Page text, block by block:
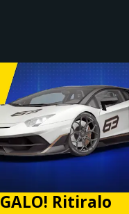
Ritiralo